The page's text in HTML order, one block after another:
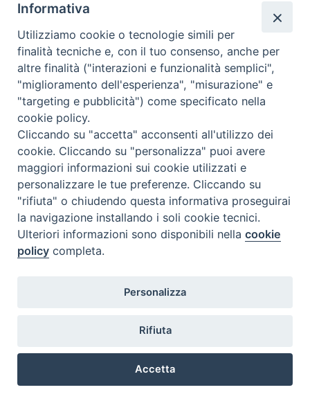
Calendario Appuntamenti
<< Ago 2026 >>
l m m g v s
d
27
28
3
4 5 6 7 8
9
10
11 12 13 14 15
17
18 19 21
24 25 26 27 28 29 30
31 1
diaconato@seminario.milano.it
Informativa
Utilizziamo cookie o tecnologie simili per
finalità tecniche e, con il tuo consenso, anche per
altre finalità ("interazioni e funzionalità semplici",
"miglioramento dell'esperienza", "misurazione" e
"targeting e pubblicità") come specificato nella
cookie policy.
Cliccando su "accetta" acconsenti all'utilizzo dei
cookie. Cliccando su "personalizza" puoi avere
maggiori informazioni sui cookie utilizzati e
personalizzare le tue preferenze. Cliccando su
"rifiuta" o chiudendo questa informativa proseguirai
la navigazione installando i soli cookie tecnici.
Ulteriori informazioni sono disponibili nellacookie
policy completa.
Personalizza
Rifiuta
Accetta